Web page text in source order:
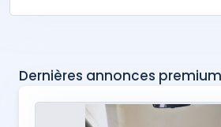
Dernières annonces premium